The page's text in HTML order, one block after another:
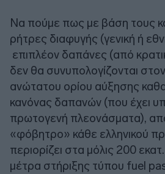
Να πούμε πως με βάση τους
ρήτρες διαφυγής (γενική ή
επιπλέον δαπάνες (από
δεν θα συνυπολογίζονται
ανώτατου ορίου αύξησης
κανόνας δαπανών (που έχει
πρωτογενή πλεονάσματα),
«φόβητρο» κάθε ελληνικού
περιορίζει στα μόλις 200
μέτρα στήριξης τύπου fuel